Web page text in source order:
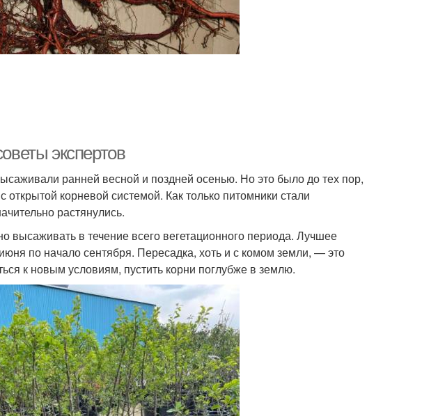
экспертов
ранней весной и поздней осенью. Но это было до тех пор,
корневой системой. Как только питомники стали
растянулись.
высаживать в течение всего вегетационного периода. Лучшее
по начало сентября. Пересадка, хоть и с комом земли, — это
к новым условиям, пустить корни поглубже в землю.